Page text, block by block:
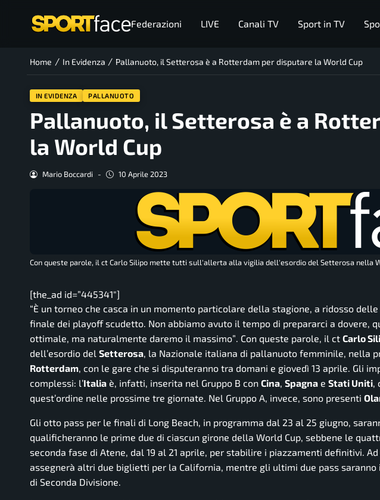
Federazioni LIVE Canali TV Sport in TV
Home / In Evidenza / Pallanuoto, il Setterosa è a Rotterdam per disputare la World Cup
IN EVIDENZA PALLANUOTO
Pallanuoto, il Setterosa è a
la World Cup
Mario Boccardi - 10 Aprile 2023
Con queste parole, il ct Carlo Silipo mette tutti sull'allerta alla vigilia dell'esordio del Setterosa nella
[the_ad id=”445341″]
“È un torneo che casca in un momento particolare della stagione, a ridosso
finale dei playoff scudetto. Non abbiamo avuto il tempo di prepararci a dovere,
ottimale, ma naturalmente daremo il massimo”. Con queste parole, il ct Carlo
dell’esordio del Setterosa, la Nazionale italiana di pallanuoto femminile, nella
Rotterdam, con le gare che si disputeranno tra domani e giovedì 13 aprile. Gli
complessi: l’Italia è, infatti, inserita nel Gruppo B con Cina, Spagna e Stati Uniti,
quest’ordine nelle prossime tre giornate. Nel Gruppo A, invece, sono presenti
Gli otto pass per le finali di Long Beach, in programma dal 23 al 25 giugno,
qualificheranno le prime due di ciascun girone della World Cup, sebbene le
seconda fase di Atene, dal 19 al 21 aprile, per stabilire i piazzamenti definitivi.
assegnerà altri due biglietti per la California, mentre gli ultimi due pass saranno
di Seconda Divisione.